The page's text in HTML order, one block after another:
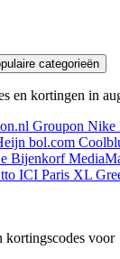
categorieën
en kortingen in
Groupon Nike
bol.com
Bijenkorf
ICI Paris XL
kortingscodes voor